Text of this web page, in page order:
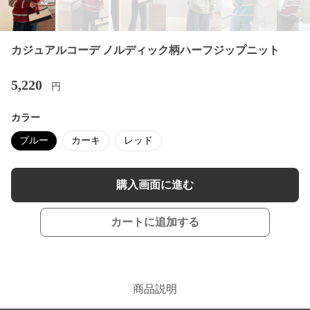
カジュアルコーデ ノルディック柄ハーフジップニット
5,220 円
カラー
ブルー カーキ レッド
購入画面に進む
カートに追加する
商品説明